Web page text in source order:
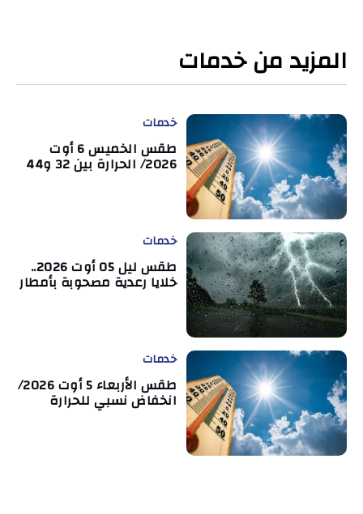
المزيد من خدمات
خدمات
طقس الخميس 6 أوت
2026/ الحرارة بين 32 و44
خدمات
طقس ليل 05 أوت 2026..
خلايا رعدية مصحوبة بأمطار
خدمات
طقس الأربعاء 5 أوت 2026/
انخفاض نسبي للحرارة